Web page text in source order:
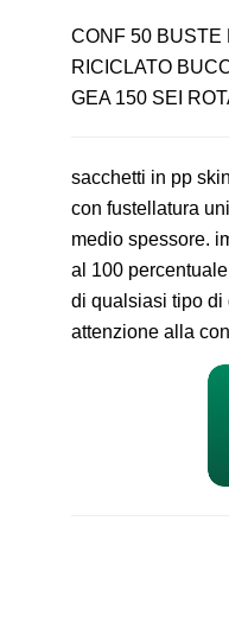
CONF 50 BUSTE
RICICLATO
GEA 150 SEI
sacchetti in pp
con fustellatura
medio spessore.
al 100
di qualsiasi tipo di
attenzione alla